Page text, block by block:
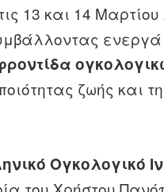
13 και 14 Μαρτίου
ενεργά
ζωής και
Ογκολογικό